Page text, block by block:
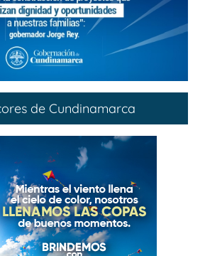
de Cundinamarca